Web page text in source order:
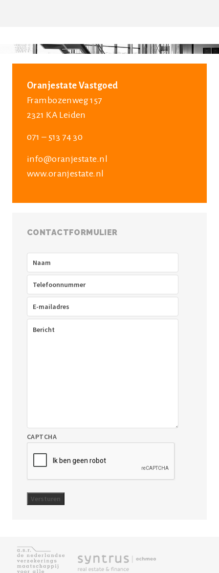
Oranjestate Vastgoed
Frambozenweg 157
2321 KA Leiden
071 – 513 74 30
info@oranjestate.nl
www.oranjestate.nl
CONTACTFORMULIER
Telefoon
mailadres(Vereist)
CAPTCHA